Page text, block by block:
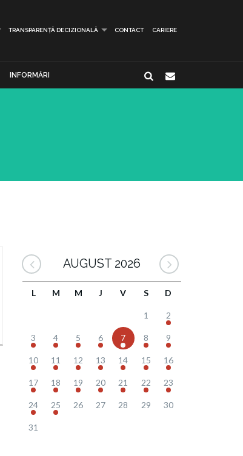
TRANSPARENȚĂ DECIZIONALĂ CONTACT CARIERE
INFORMĂRI
AUGUST 2026
L M M J V S D
1 2
3 4 5 6 7 8 9
10 11 12 13 14 15 16
17 18 19 20 21 22 23
24 25 26 27 28 29 30
31